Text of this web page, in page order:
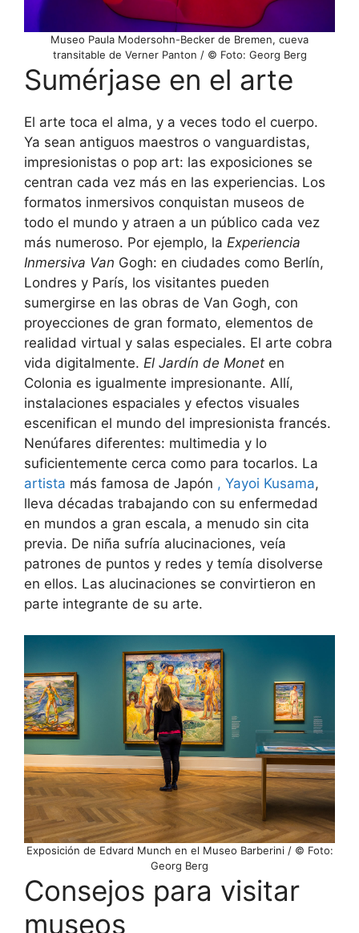
Museo Paula Modersohn-Becker de Bremen, cueva
transitable de Verner Panton / © Foto: Georg Berg
Sumérjase en el arte
El arte toca el alma, y a veces todo el cuerpo.
Ya sean antiguos maestros o vanguardistas,
impresionistas o pop art: las exposiciones se
centran cada vez más en las experiencias. Los
formatos inmersivos conquistan museos de
todo el mundo y atraen a un público cada vez
más numeroso. Por ejemplo, la Experiencia
Inmersiva Van Gogh: en ciudades como Berlín,
Londres y París, los visitantes pueden
sumergirse en las obras de Van Gogh, con
proyecciones de gran formato, elementos de
realidad virtual y salas especiales. El arte cobra
vida digitalmente. El Jardín de Monet en
Colonia es igualmente impresionante. Allí,
instalaciones espaciales y efectos visuales
escenifican el mundo del impresionista francés.
Nenúfares diferentes: multimedia y lo
suficientemente cerca como para tocarlos. La
artista más famosa de Japón , Yayoi Kusama,
lleva décadas trabajando con su enfermedad
en mundos a gran escala, a menudo sin cita
previa. De niña sufría alucinaciones, veía
patrones de puntos y redes y temía disolverse
en ellos. Las alucinaciones se convirtieron en
parte integrante de su arte.
Exposición de Edvard Munch en el Museo Barberini / © Foto:
Georg Berg
Consejos para visitar
museos